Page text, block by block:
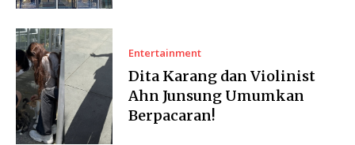
Entertainment
Dita Karang dan Violinist
Ahn Junsung Umumkan
Berpacaran!